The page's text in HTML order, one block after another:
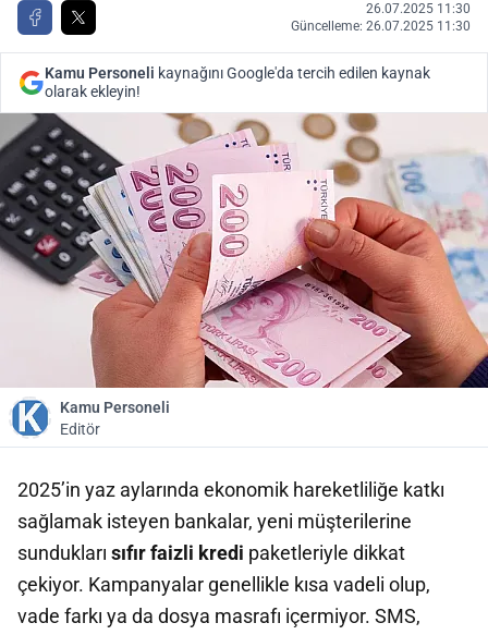
26.07.2025 11:30
Güncelleme: 26.07.2025 11:30
Kamu Personeli kaynağını Google'da tercih edilen kaynak
olarak ekleyin!
Kamu Personeli
Editör
2025’in yaz aylarında ekonomik hareketliliğe katkı
sağlamak isteyen bankalar, yeni müşterilerine
sundukları sıfır faizli kredi paketleriyle dikkat
çekiyor. Kampanyalar genellikle kısa vadeli olup,
vade farkı ya da dosya masrafı içermiyor. SMS,